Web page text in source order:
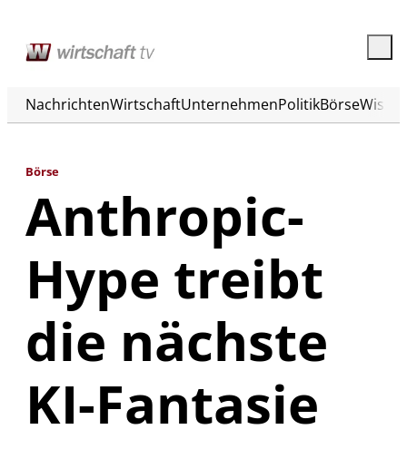
NachrichtenWirtschaftUnternehmenPolitikBörse
Börse
Anthropic-
Hype treibt
die nächste
KI-Fantasie